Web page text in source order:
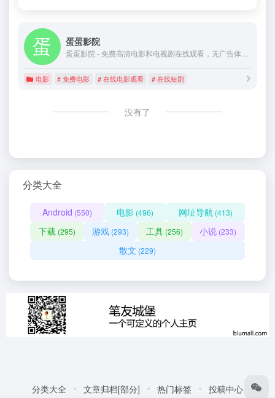
蛋蛋影院
电影 # 免费电影 # 在线电影观看 # 在线短剧
没有了
分类大全
Android (550) 电影 (496) 网址导航 (413)
下载 (295) 游戏 (293) 工具(256) 小说 (233)
散文 (229)
分类大全 文章归档[部分] 热门标签 投稿中心